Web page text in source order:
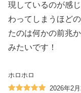
現しているのが感
わってしまうほど
たのは何かの前兆
みたいです！
ホロホロ
2026年2月